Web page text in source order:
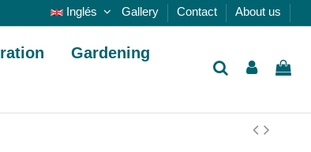
Inglés Gallery Contact About us
Gardening